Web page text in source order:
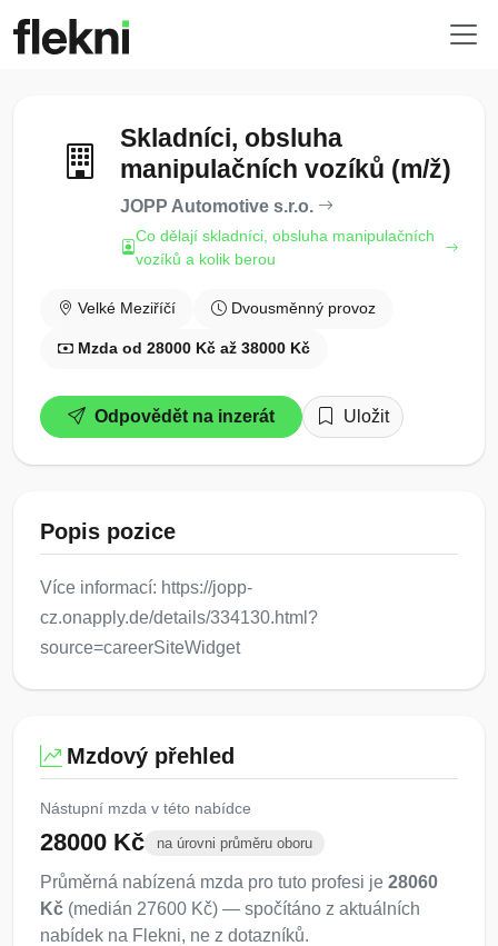
Skladníci, obsluha
manipulačních vozíků (m/ž)
JOPP Automotive s.r.o.
Co dělají skladníci, obsluha manipulačních
vozíků a kolik berou
Velké Meziříčí Dvousměnný provoz
Mzda od 28000 Kč až 38000 Kč
Odpovědět na inzerát Uložit
Popis pozice
Více informací: https://jopp-
cz.onapply.de/details/334130.html?
source=careerSiteWidget
Mzdový přehled
Nástupní mzda v této nabídce
28000 Kč na úrovni průměru oboru
Průměrná nabízená mzda pro tuto profesi je 28060
Kč (medián 27600 Kč) — spočítáno z aktuálních
nabídek na Flekni, ne z dotazníků.